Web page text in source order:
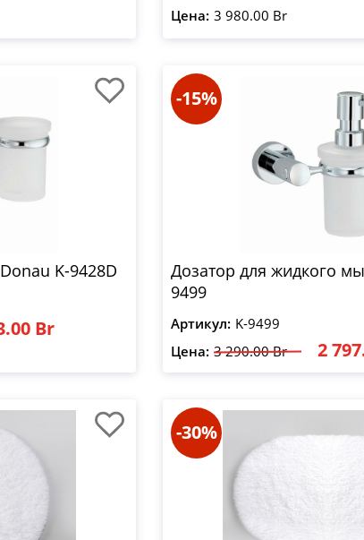
Цена: 3 980.00 Br
K-9428D
Br
-15%
Дозатор для жидкого
9499
Артикул: K-9499
Цена: 3 290.00 Br 2
-30%